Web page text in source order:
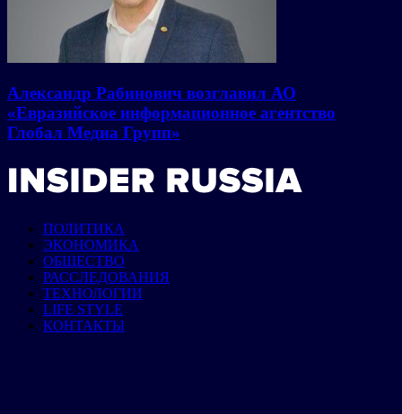
Александр Рабинович возглавил АО
«Евразийское информационное агентство
Глобал Медиа Групп»
ПОЛИТИКА
ЭКОНОМИКА
ОБЩЕСТВО
РАССЛЕДОВАНИЯ
ТЕХНОЛОГИИ
LIFE STYLE
КОНТАКТЫ